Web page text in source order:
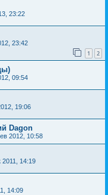
23:22
23:42
1 2
09:54
19:06
Dagon
2012, 10:58
2011, 14:19
14:09